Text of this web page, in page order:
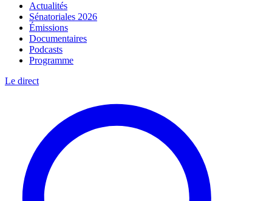
Actualités
Sénatoriales 2026
Émissions
Documentaires
Podcasts
Programme
Le direct